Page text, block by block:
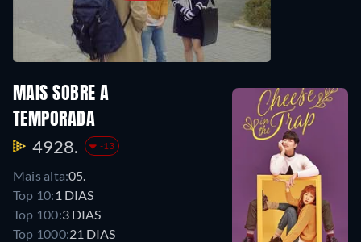
MAIS SOBRE A
TEMPORADA
4928. -13
Mais alta:05.
Top 10: 1 DIAS
Top 100:3 DIAS
Top 1000:21 DIAS